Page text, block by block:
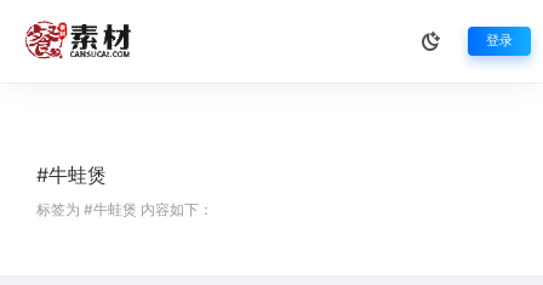
登录
#牛蛙煲
标签为 #牛蛙煲 内容如下：